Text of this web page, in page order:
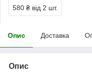
580 ₴ від 2 шт.
Опис Доставка
Опис